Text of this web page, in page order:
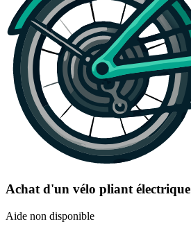
Achat d'un vélo pliant électrique
Aide non disponible